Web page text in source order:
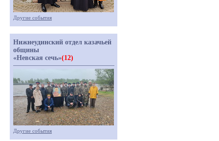
Другие события
Нижнеудинский отдел казачьей
общины
«Невская сечь»(12)
Другие события